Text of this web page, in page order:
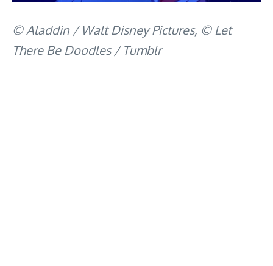
© Aladdin / Walt Disney Pictures, © Let
There Be Doodles / Tumblr